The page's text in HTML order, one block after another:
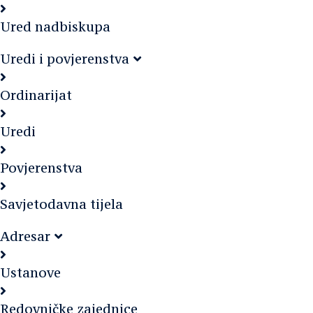
Ured nadbiskupa
Uredi i povjerenstva
Ordinarijat
Uredi
Povjerenstva
Savjetodavna tijela
Adresar
Ustanove
Redovničke zajednice